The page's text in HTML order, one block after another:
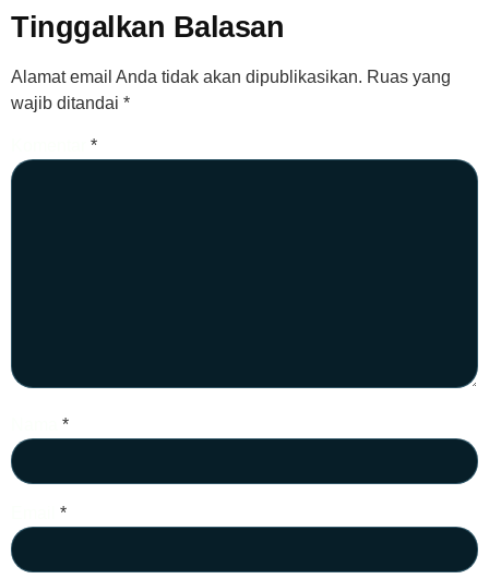
Tinggalkan Balasan
Alamat email Anda tidak akan dipublikasikan. Ruas yang
wajib ditandai *
*
*
*